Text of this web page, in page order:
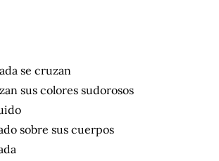
se cruzan
sus colores sudorosos
sobre sus cuerpos